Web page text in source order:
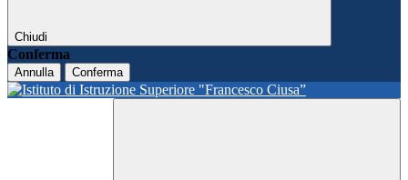
Chiudi
Conferma
Annulla Conferma